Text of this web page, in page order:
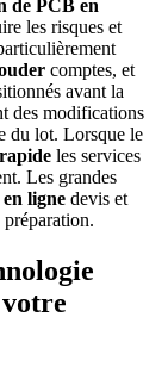
de PCB en
les risques et
comptes, et
avant la
des modifications
du lot. Lorsque le
les services
Les grandes
ligne devis et